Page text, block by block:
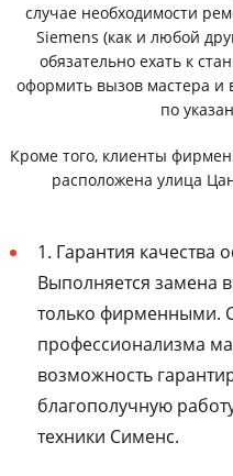
случае необходимости
Siemens (как и любой
обязательно ехать к
оформить вызов мастера и
по
Кроме того, клиенты
расположена улица
1. Гарантия качества
Выполняется замена
только фирменными.
профессионализма
возможность
благополучную
техники Сименс.